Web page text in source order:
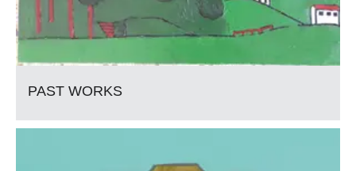
PAST WORKS